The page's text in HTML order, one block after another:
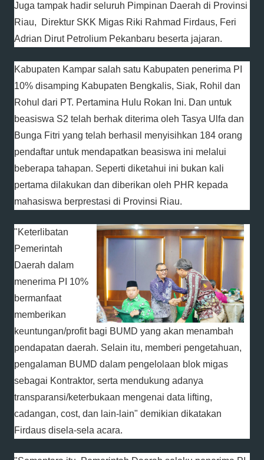
Juga tampak hadir seluruh Pimpinan Daerah di Provinsi
Riau, Direktur SKK Migas Riki Rahmad Firdaus, Feri
Adrian Dirut Petrolium Pekanbaru beserta jajaran.
Kabupaten Kampar salah satu Kabupaten penerima PI
10% disamping Kabupaten Bengkalis, Siak, Rohil dan
Rohul dari PT. Pertamina Hulu Rokan Ini. Dan untuk
beasiswa S2 telah berhak diterima oleh Tasya Ulfa dan
Bunga Fitri yang telah berhasil menyisihkan 184 orang
pendaftar untuk mendapatkan beasiswa ini melalui
beberapa tahapan. Seperti diketahui ini bukan kali
pertama dilakukan dan diberikan oleh PHR kepada
mahasiswa berprestasi di Provinsi Riau.
"Keterlibatan
Pemerintah
Daerah dalam
menerima PI 10%
bermanfaat
memberikan
keuntungan/profit bagi BUMD yang akan menambah
pendapatan daerah. Selain itu, memberi pengetahuan,
pengalaman BUMD dalam pengelolaan blok migas
sebagai Kontraktor, serta mendukung adanya
transparansi/keterbukaan mengenai data lifting,
cadangan, cost, dan lain-lain" demikian dikatakan
Firdaus disela-sela acara.